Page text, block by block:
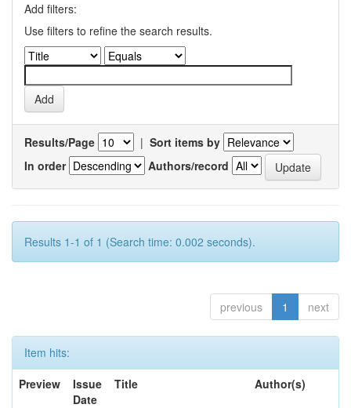
Add filters:
Use filters to refine the search results.
Results/Page | Sort items by
In order
Authors/record
Results 1-1 of 1 (Search time: 0.002 seconds).
previous 1 next
Item hits:
Preview
Issue
Date
Title Author(s)